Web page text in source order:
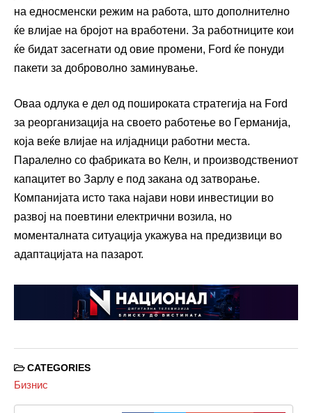
на едносменски режим на работа, што дополнително
ќе влијае на бројот на вработени. За работниците кои
ќе бидат засегнати од овие промени, Ford ќе понуди
пакети за доброволно заминување.
Оваа одлука е дел од пошироката стратегија на Ford
за реорганизација на своето работење во Германија,
која веќе влијае на илјадници работни места.
Паралелно со фабриката во Келн, и производствениот
капацитет во Зарлу е под закана од затворање.
Компанијата исто така најави нови инвестиции во
развој на поевтини електрични возила, но
моменталната ситуација укажува на предизвици во
адаптацијата на пазарот.
CATEGORIES
Бизнис